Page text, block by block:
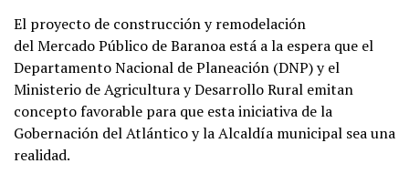
El proyecto de construcción y remodelación
del Mercado Público de Baranoa está a la espera que el
Departamento Nacional de Planeación (DNP) y el
Ministerio de Agricultura y Desarrollo Rural emitan
concepto favorable para que esta iniciativa de la
Gobernación del Atlántico y la Alcaldía municipal sea una
realidad.